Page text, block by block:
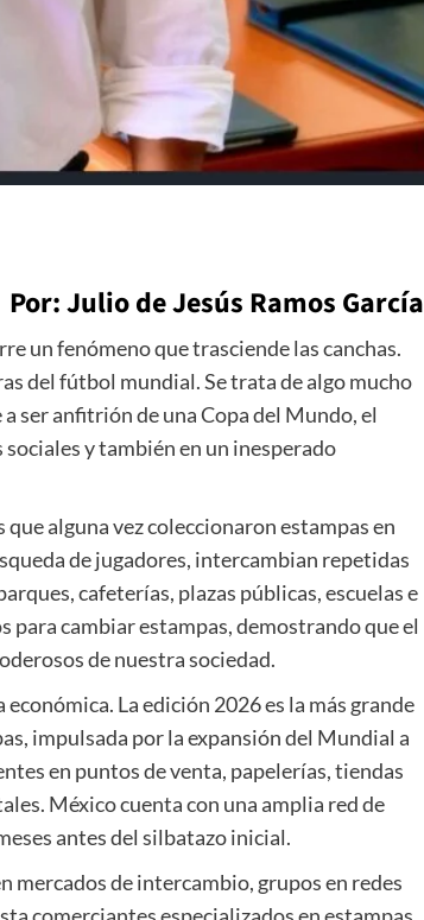
Por: Julio de Jesús Ramos García
un fenómeno que trasciende las canchas.
del fútbol mundial. Se trata de algo mucho
ser anfitrión de una Copa del Mundo, el
y también en un inesperado
alguna vez coleccionaron estampas en
de jugadores, intercambian repetidas
cafeterías, plazas públicas, escuelas e
para cambiar estampas, demostrando que el
de nuestra sociedad.
La edición 2026 es la más grande
impulsada por la expansión del Mundial a
en puntos de venta, papelerías, tiendas
México cuenta con una amplia red de
antes del silbatazo inicial.
mercados de intercambio, grupos en redes